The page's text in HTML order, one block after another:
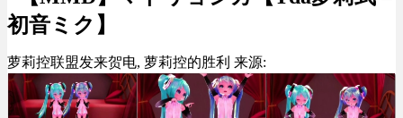
初音ミク】
萝莉控联盟发来贺电, 萝莉控的胜利 来源: